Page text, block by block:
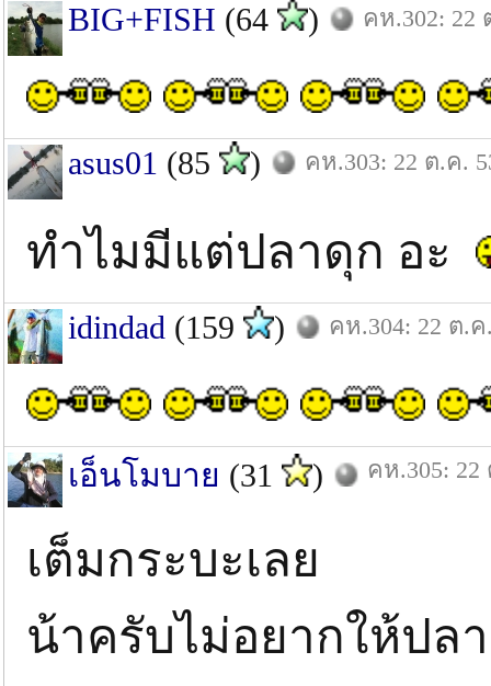
BIG+FISH (64 ) คห.302: 22
asus01 (85 ) คห.303: 22 ต.ค.
ทำไมมีแต่ปลาดุก อะ
idindad (159 ) คห.304: 22 ต.ค
เอ็นโมบาย (31 ) คห.305: 22
เต็มกระบะเลย
น้าครับไม่อยากให้ปล